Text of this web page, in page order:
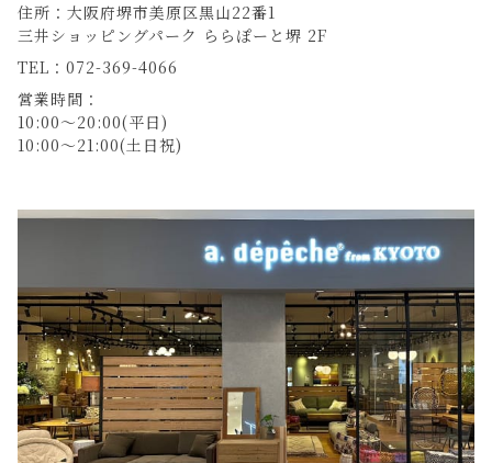
住所：大阪府堺市美原区黒山22番1
三井ショッピングパーク ららぽーと堺 2F
TEL：072-369-4066
営業時間：
10:00～20:00(平日)
10:00～21:00(土日祝)